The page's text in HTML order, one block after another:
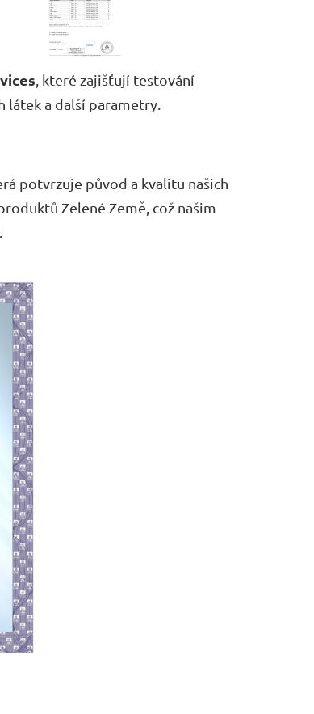
, které zajišťují testování
látek a další parametry.
potvrzuje původ a kvalitu našich
Zelené Země, což našim